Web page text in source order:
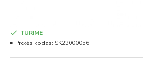
TURIME
Prekės kodas: SK23000056